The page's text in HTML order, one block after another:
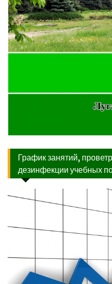
График занятий,
дезинфекции учебных